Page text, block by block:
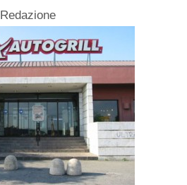
Redazione